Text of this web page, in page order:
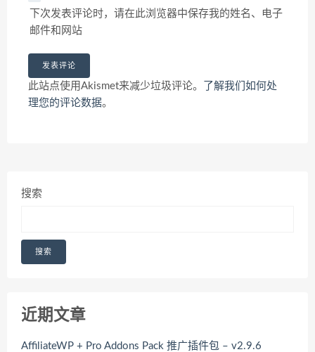
下次发表评论时，请在此浏览器中保存我的姓名、电子
邮件和网站
此站点使用Akismet来减少垃圾评论。
了解我们如何处
理您的评论数据。
搜索
搜索
近期文章
AffiliateWP + Pro Addons Pack 推广插件包 – v2.9.6